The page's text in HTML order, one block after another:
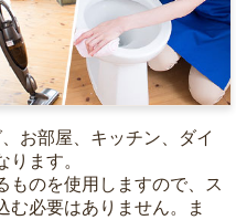
お部屋、キッチン、ダイ
ます。
ものを使用しますので、ス
む必要はありません。ま